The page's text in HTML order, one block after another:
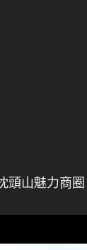
頭山魅力商圈